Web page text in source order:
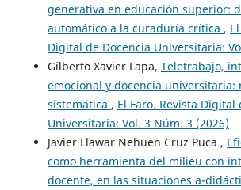
generativa en educación superior:
automático a la curaduría crítica ,
Digital de Docencia Universitaria:
Gilberto Xavier Lapa, Teletrabajo,
emocional y docencia universitaria:
sistemática , El Faro. Revista Digital
Universitaria: Vol. 3 Núm. 3 (2026)
Javier Llawar Nehuen Cruz Puca ,
como herramienta del milieu con
docente, en las situaciones a-